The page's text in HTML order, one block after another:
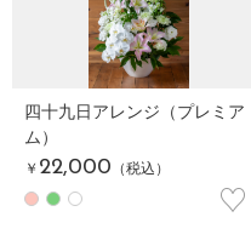
四十九日アレンジ（プレミア
ム）
￥ 22,000 （税込）
♡